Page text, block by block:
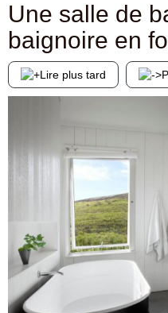
Une salle de
baignoire en
Lire plus tard